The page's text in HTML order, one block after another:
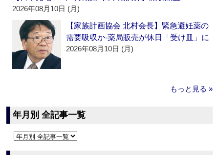
2026年08月10日 (月)
【家族計画協会 北村会長】緊急避妊薬の
需要吸収か‐薬局販売が休日「受け皿」に
2026年08月10日 (月)
もっと見る »
年月別 全記事一覧